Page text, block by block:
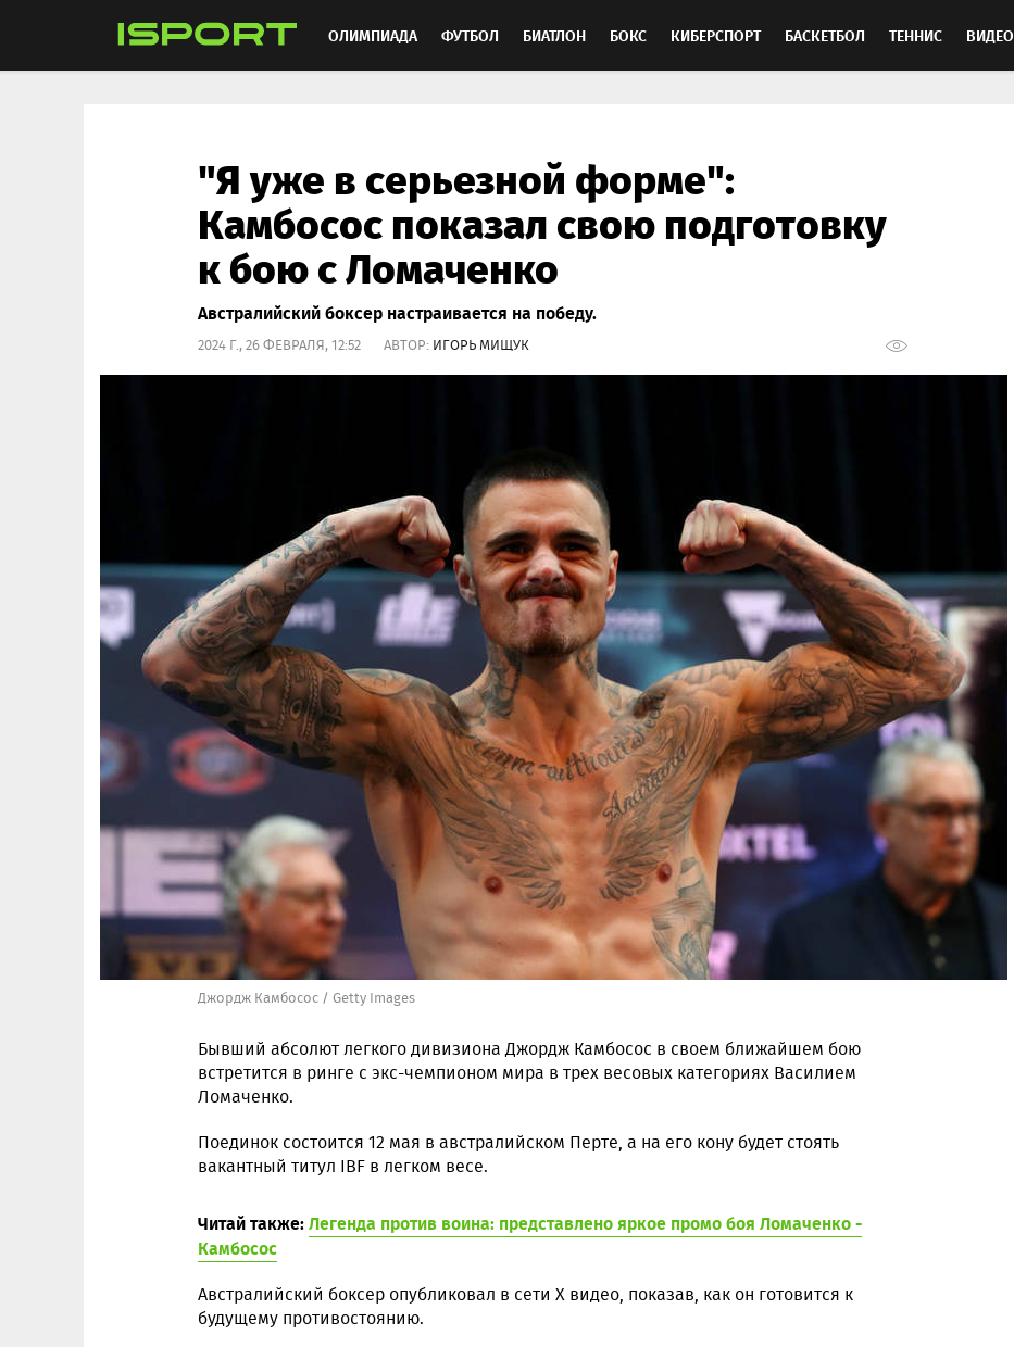
ОЛИМПИАДА ФУТБОЛ БИАТЛОН БОКС КИБЕРСПОРТ БАСКЕТБОЛ ТЕННИС ВИДЕО
"Я уже в серьезной форме":
Камбосос показал свою подготовку
к бою с Ломаченко
Австралийский боксер настраивается на победу.
2024 Г., 26 ФЕВРАЛЯ, 12:52 АВТОР: ИГОРЬ МИЩУК
Джордж Камбосос / Getty Images
Бывший абсолют легкого дивизиона Джордж Камбосос в своем ближайшем бою
встретится в ринге с экс-чемпионом мира в трех весовых категориях Василием
Ломаченко.
Поединок состоится 12 мая в австралийском Перте, а на его кону будет стоять
вакантный титул IBF в легком весе.
Читай также:Легенда против воина: представлено яркое промо боя Ломаченко -
Камбосос
Австралийский боксер опубликовал в сети X видео, показав, как он готовится к
будущему противостоянию.